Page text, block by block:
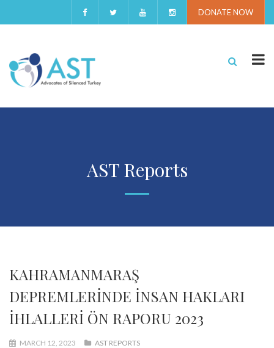
DONATE NOW
AST Reports
KAHRAMANMARAŞ
DEPREMLERİNDE İNSAN HAKLARI
İHLALLERİ ÖN RAPORU 2023
MARCH 12, 2023 AST REPORTS